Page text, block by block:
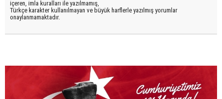
içeren, imla kuralları ile yazılmamış,
Türkçe karakter kullanılmayan ve büyük harflerle yazılmış yorumlar
onaylanmamaktadır.